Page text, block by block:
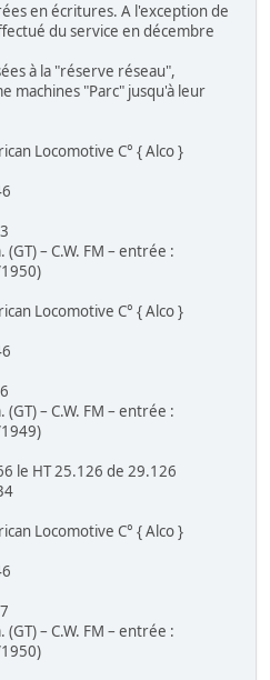
en écritures. A l'exception de
du service en décembre
à la "réserve réseau",
machines "Parc" jusqu'à leur
Locomotive C° { Alco }
– C.W. FM – entrée :
Locomotive C° { Alco }
– C.W. FM – entrée :
le HT 25.126 de 29.126
Locomotive C° { Alco }
– C.W. FM – entrée :